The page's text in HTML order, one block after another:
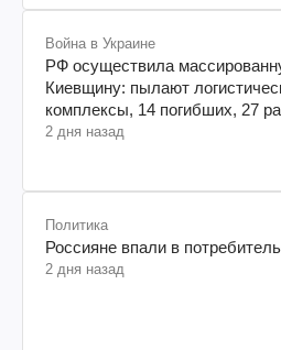
Война в Украине
РФ осуществила
Киевщину: пылают
комплексы, 14 погибших, 27
Политика
Россияне впали в